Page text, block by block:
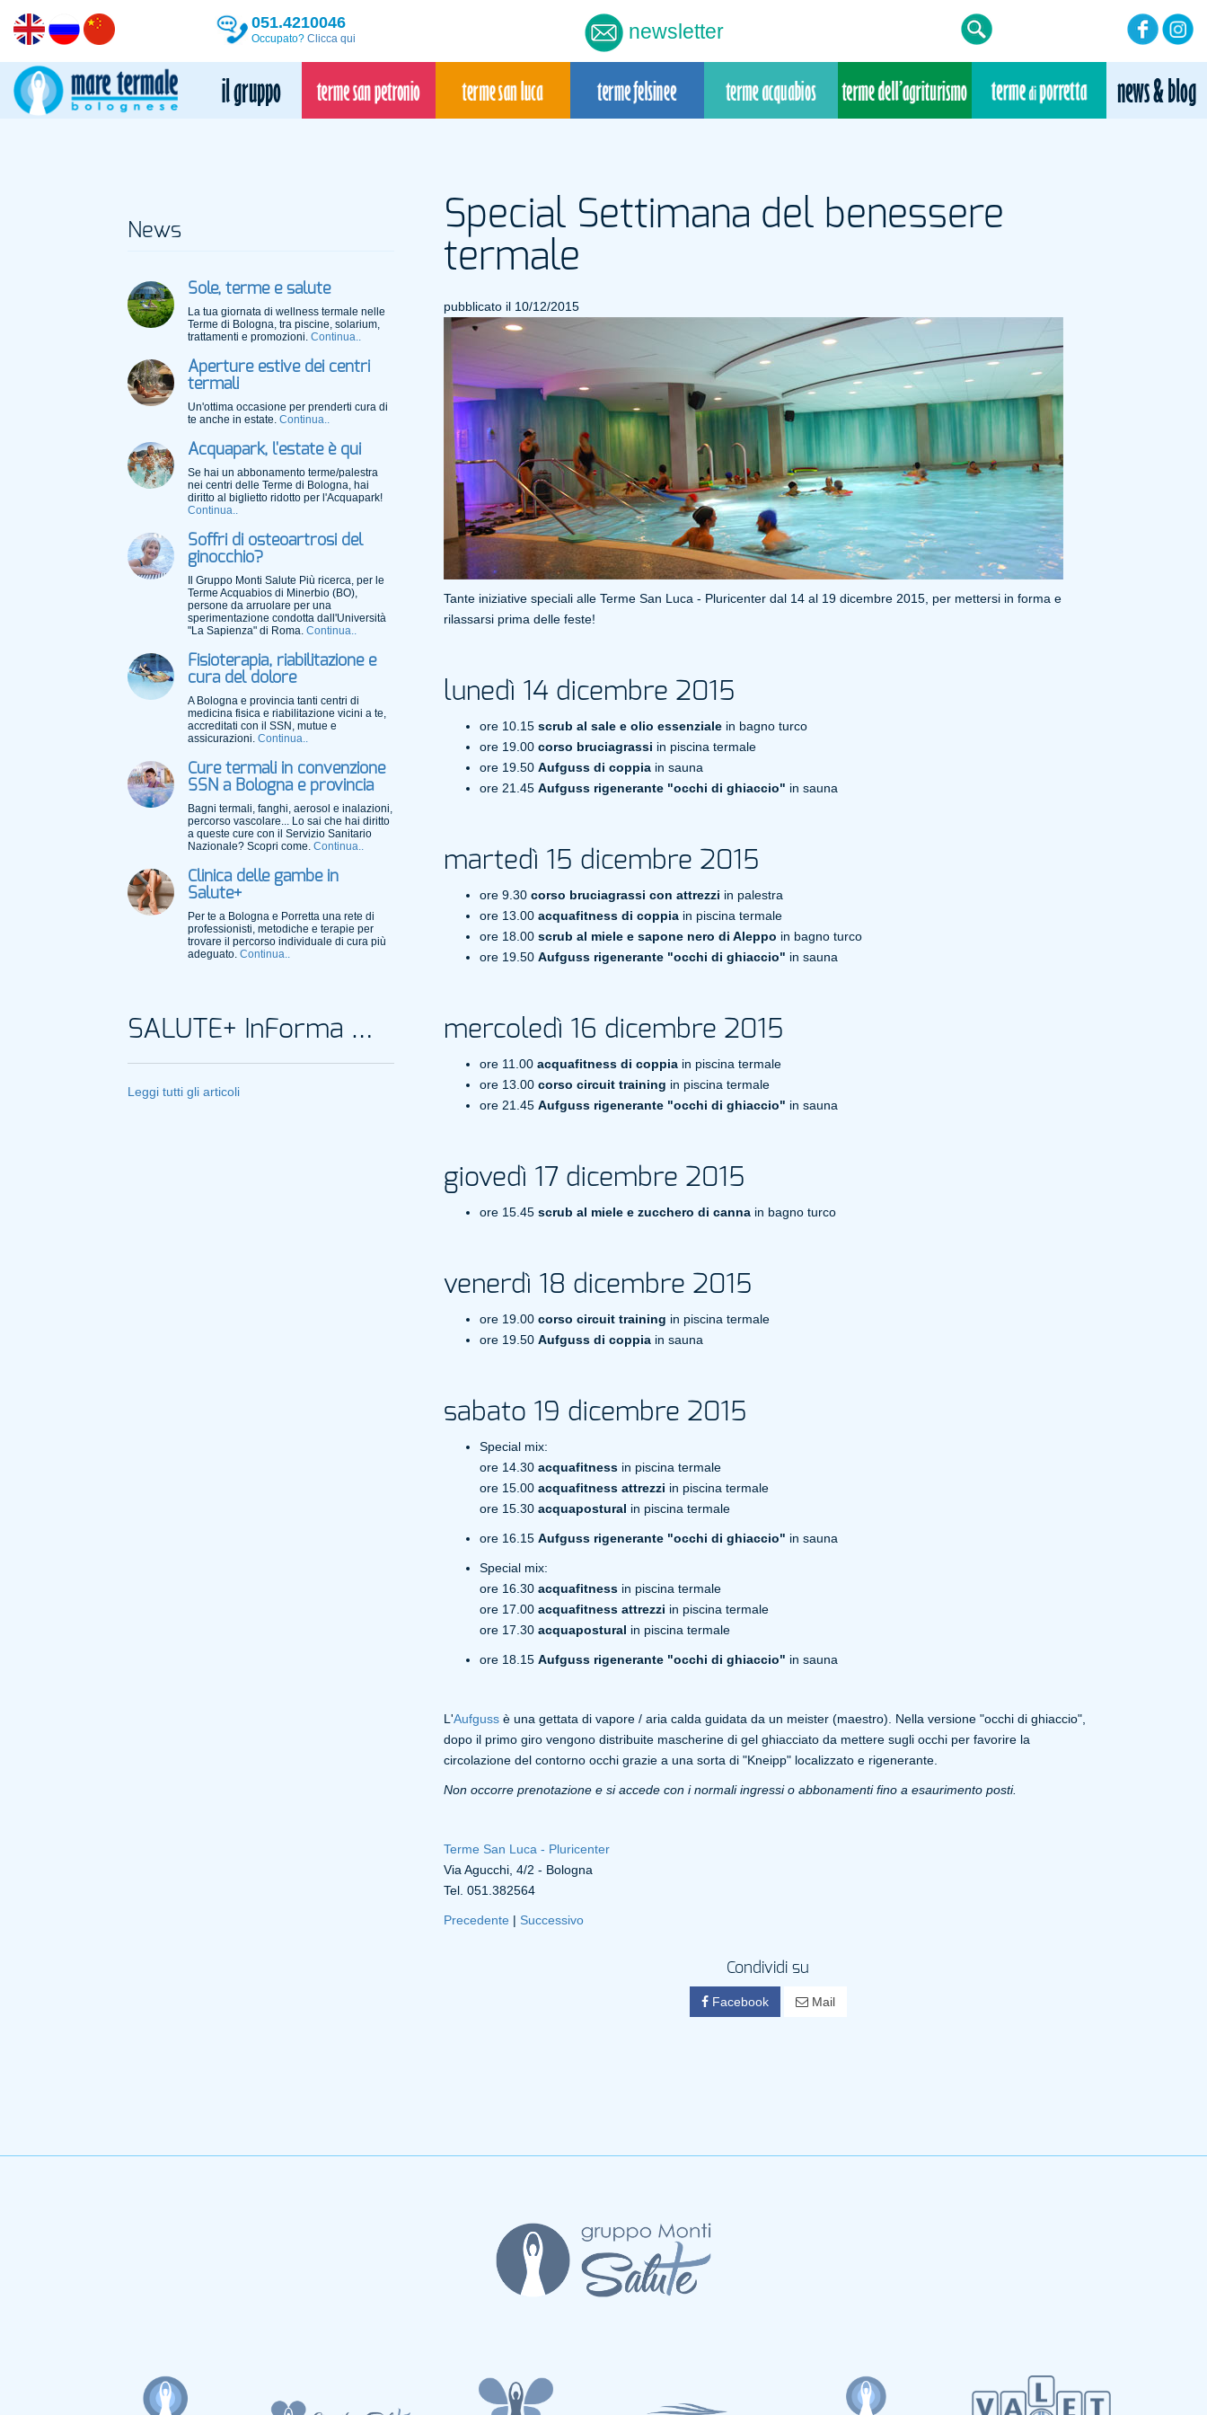
051.4210046
Occupato? Clicca qui newsletter
Special Settimana del benessere
termale
pubblicato il 10/12/2015
Tante iniziative speciali alle Terme San Luca - Pluricenter dal 14 al 19 dicembre 2015, per mettersi in forma e
rilassarsi prima delle feste!
lunedì 14 dicembre 2015
ore 10.15 scrub al sale e olio essenzialein bagno turco
ore 19.00 corso bruciagrassi in piscina termale
ore 19.50 Aufguss di coppiain sauna
ore 21.45 Aufguss rigenerante "occhi di ghiaccio" in sauna
martedì 15 dicembre 2015
ore 9.30 corso bruciagrassi con attrezzi in palestra
ore 13.00 acquafitness di coppiain piscina termale
ore 18.00 scrub al miele e sapone nero di Aleppo in bagno turco
ore 19.50 Aufguss rigenerante "occhi di ghiaccio" in sauna
mercoledì 16 dicembre 2015
ore 11.00 acquafitness di coppiain piscina termale
ore 13.00 corso circuit training in piscina termale
ore 21.45 Aufguss rigenerante "occhi di ghiaccio" in sauna
giovedì 17 dicembre 2015
ore 15.45 scrub al miele e zucchero di cannain bagno turco
venerdì 18 dicembre 2015
ore 19.00 corso circuit training in piscina termale
ore 19.50 Aufguss di coppiain sauna
sabato 19 dicembre 2015
Special mix:
ore 14.30 acquafitnessin piscina termale
ore 15.00 acquafitness attrezzi in piscina termale
ore 15.30 acquapostural in piscina termale
ore 16.15 Aufguss rigenerante "occhi di ghiaccio" in sauna
Special mix:
ore 16.30 acquafitnessin piscina termale
ore 17.00 acquafitness attrezzi in piscina termale
ore 17.30 acquapostural in piscina termale
ore 18.15 Aufguss rigenerante "occhi di ghiaccio" in sauna
L'Aufgussè una gettata di vapore / aria calda guidata da un meister (maestro). Nella versione "occhi di ghiaccio",
dopo il primo giro vengono distribuite mascherine di gel ghiacciato da mettere sugli occhi per favorire la
circolazione del contorno occhi grazie a una sorta di "Kneipp" localizzato e rigenerante.
Non occorre prenotazione e si accede con i normali ingressi o abbonamenti fino a esaurimento posti.
Terme San Luca - Pluricenter
Via Agucchi, 4/2 - Bologna
Tel. 051.382564
Precedente | Successivo
Condividi su
Facebook Mail
News
Sole, terme e salute
La tua giornata di wellness termale nelle
Terme di Bologna, tra piscine, solarium,
trattamenti e promozioni. Continua..
Aperture estive dei centri
termali
Un'ottima occasione per prenderti cura di
te anche in estate. Continua..
Acquapark, l'estate è qui
Se hai un abbonamento terme/palestra
nei centri delle Terme di Bologna, hai
diritto al biglietto ridotto per l'Acquapark!
Continua..
Soffri di osteoartrosi del
ginocchio?
Il Gruppo Monti Salute Più ricerca, per le
Terme Acquabios di Minerbio (BO),
persone da arruolare per una
sperimentazione condotta dall'Università
"La Sapienza" di Roma. Continua..
Fisioterapia, riabilitazione e
cura del dolore
A Bologna e provincia tanti centri di
medicina fisica e riabilitazione vicini a te,
accreditati con il SSN, mutue e
assicurazioni. Continua..
Cure termali in convenzione
SSN a Bologna e provincia
Bagni termali, fanghi, aerosol e inalazioni,
percorso vascolare... Lo sai che hai diritto
a queste cure con il Servizio Sanitario
Nazionale? Scopri come. Continua..
Clinica delle gambe in
Salute+
Per te a Bologna e Porretta una rete di
professionisti, metodiche e terapie per
trovare il percorso individuale di cura più
adeguato. Continua..
SALUTE+ InForma Magazine
Leggi tutti gli articoli